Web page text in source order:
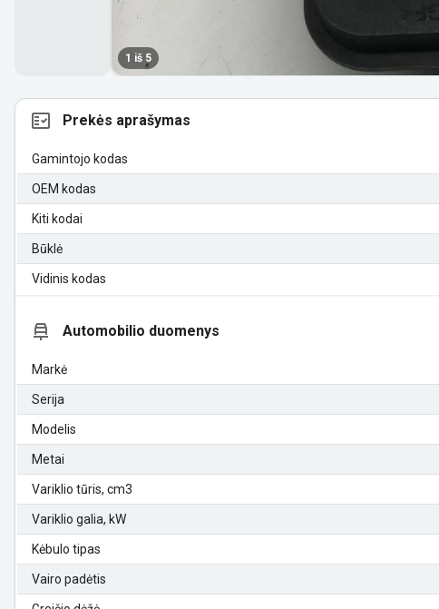
1 iš 5
Prekės aprašymas
Gamintojo kodas
OEM kodas
Kiti kodai
Būklė
Vidinis kodas
Automobilio duomenys
Markė
Serija
Modelis
Metai
Variklio tūris, cm3
Variklio galia, kW
Kėbulo tipas
Vairo padėtis